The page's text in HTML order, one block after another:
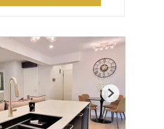
Next